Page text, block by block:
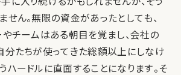
せん。無限の資金があったとしても、
やチームはある朝目を覚まし、会社の
分たちが使ってきた総額以上にしなけ
ハードルに直面することになります。そ